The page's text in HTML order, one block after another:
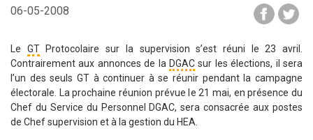
06-05-2008
Le GTProtocolaire sur la supervision s’est réuni le 23 avril.
Contrairement aux annonces de la DGAC sur les élections, il sera
l’un des seuls GT à continuer à se réunir pendant la campagne
électorale. La prochaine réunion prévue le 21 mai, en présence du
Chef du Service du Personnel DGAC, sera consacrée aux postes
de Chef supervision et à la gestion du HEA.